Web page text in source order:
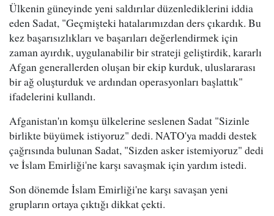
Ülkenin güneyinde yeni saldırılar düzenlediklerini iddia
eden Sadat, "Geçmişteki hatalarımızdan ders çıkardık. Bu
kez başarısızlıkları ve başarıları değerlendirmek için
zaman ayırdık, uygulanabilir bir strateji geliştirdik, kararlı
Afgan generallerden oluşan bir ekip kurduk, uluslararası
bir ağ oluşturduk ve ardından operasyonları başlattık"
ifadelerini kullandı.
Afganistan'ın komşu ülkelerine seslenen Sadat "Sizinle
birlikte büyümek istiyoruz" dedi. NATO'ya maddi destek
çağrısında bulunan Sadat, "Sizden asker istemiyoruz" dedi
ve İslam Emirliği'ne karşı savaşmak için yardım istedi.
Son dönemde İslam Emirliği'ne karşı savaşan yeni
grupların ortaya çıktığı dikkat çekti.